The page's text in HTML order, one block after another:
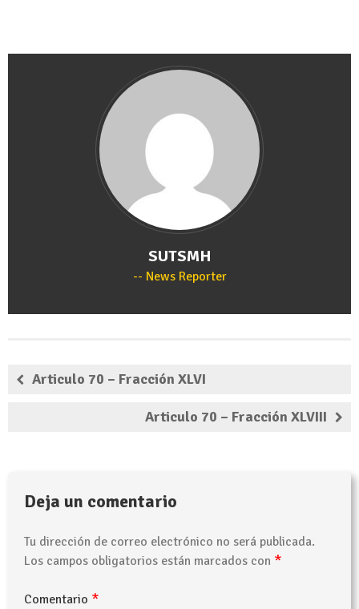
SUTSMH
News Reporter
Articulo 70 – Fracción XLVI
Articulo 70 – Fracción XLVIII
Deja un comentario
Tu dirección de correo electrónico no será publicada.
Los campos obligatorios están marcados con *
Comentario *